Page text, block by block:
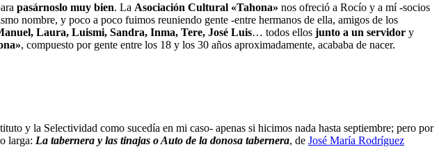
pasárnoslo muy bien. La Asociación Cultural «Tahona» nos ofreció a Rocío y a mí -socios
nombre, y poco a poco fuimos reuniendo gente -entre hermanos de ella, amigos de los
Laura, Luismi, Sandra, Inma, Tere, José Luis… todos ellos junto a un servidor y
, compuesto por gente entre los 18 y los 30 años aproximadamente, acababa de nacer.
y la Selectividad como sucedía en mi caso- apenas si hicimos nada hasta septiembre; pero por
larga: La tabernera y las tinajas o Auto de la donosa tabernera, de José María Rodríguez